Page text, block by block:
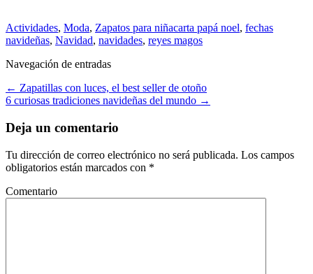
Actividades, Moda, Zapatos para niñacarta papá noel, fechas
navideñas, Navidad, navidades, reyes magos
Navegación de entradas
← Zapatillas con luces, el best seller de otoño
6 curiosas tradiciones navideñas del mundo →
Deja un comentario
Tu dirección de correo electrónico no será publicada. Los campos
obligatorios están marcados con *
Comentario